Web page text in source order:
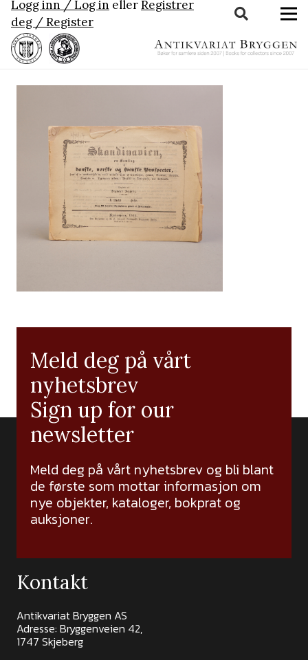
Logg inn / Log in ellerRegistrer
deg / Register
Meld deg på vårt
nyhetsbrev
Sign up for our
newsletter
Meld deg på vårt nyhetsbrev og bli blant
de første som mottar informasjon om
nye objekter, kataloger, bokprat og
auksjoner.
Kontakt
Antikvariat Bryggen AS
Adresse: Bryggenveien 42,
1747 Skjeberg